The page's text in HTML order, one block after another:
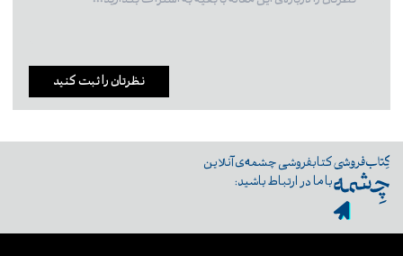
نظرتان را ثبت کنید
کتابفروشی چشمه‌ی آنلاین
با ما در ارتباط باشید: